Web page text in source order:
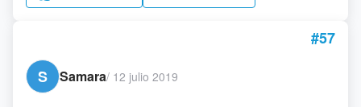
#57
S
Samara/ 12 julio 2019